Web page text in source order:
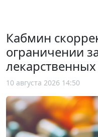
Кабмин
ограничении
10 августа 2026 14:50